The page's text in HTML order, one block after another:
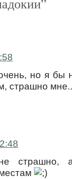
но я бы
страшно мне..
страшно,